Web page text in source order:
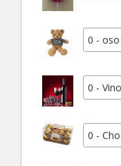
0 - oso
0 -
0 -